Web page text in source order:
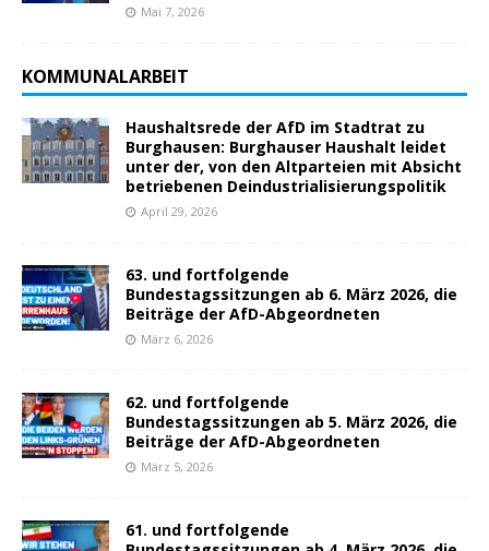
Mai 7, 2026
KOMMUNALARBEIT
Haushaltsrede der AfD im Stadtrat zu
Burghausen: Burghauser Haushalt leidet
unter der, von den Altparteien mit Absicht
betriebenen Deindustrialisierungspolitik
April 29, 2026
63. und fortfolgende
Bundestagssitzungen ab 6. März 2026, die
Beiträge der AfD-Abgeordneten
März 6, 2026
62. und fortfolgende
Bundestagssitzungen ab 5. März 2026, die
Beiträge der AfD-Abgeordneten
März 5, 2026
61. und fortfolgende